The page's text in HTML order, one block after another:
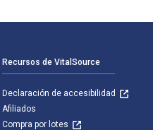
Recursos de VitalSource
Declaración de accesibilidad
Afiliados
Compra por lotes